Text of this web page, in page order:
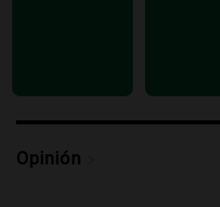
Audio.Rafaela impulsa
para mejorar la
Opinión